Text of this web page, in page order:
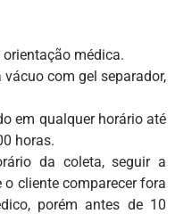
médica.
com gel separador,
em qualquer horário até
horas.
da coleta, seguir a
o cliente comparecer fora
porém antes de 10